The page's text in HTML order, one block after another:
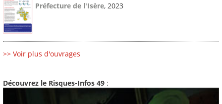
Préfecture de l'Isère, 2023
>> Voir plus d'ouvrages
Découvrez le Risques-Infos 49 :